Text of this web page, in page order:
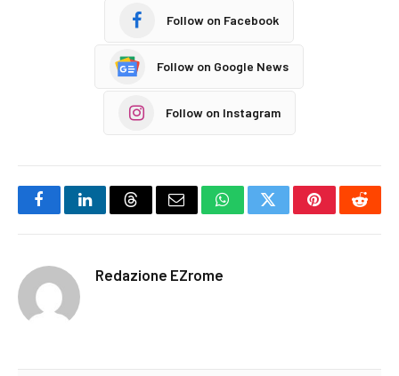
Follow on Facebook
Follow on Google News
Follow on Instagram
FacebookLinkedInThreadsEmail WhatsAppTwitterPinterest
Redazione EZrome